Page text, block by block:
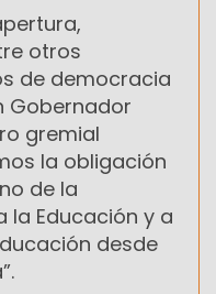
otros
de democracia
Gobernador
gremial
la obligación
de la
la Educación y a
desde